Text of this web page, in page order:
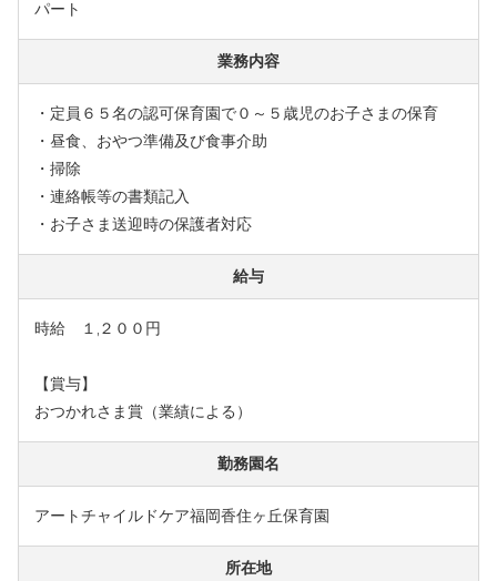
パート
業務内容
・定員６５名の認可保育園で０～５歳児のお子さまの保育
・昼食、おやつ準備及び食事介助
・掃除
・連絡帳等の書類記入
・お子さま送迎時の保護者対応
給与
時給 １,２００円
【賞与】
おつかれさま賞（業績による）
勤務園名
アートチャイルドケア福岡香住ヶ丘保育園
所在地